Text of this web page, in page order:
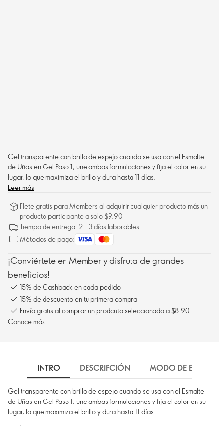
Gel transparente con brillo de espejo cuando se usa con el Esmalte
de Uñas en Gel Paso 1, une ambas formulaciones y fija el color en su
lugar, lo que maximiza el brillo y dura hasta 11 días.
Leer más
Flete gratis para Members al adquirir cualquier producto más un
producto participante a solo $9.90
Tiempo de entrega: 2 - 3 días laborables
Métodos de pago:
¡Conviértete en Member y disfruta de grandes
beneficios!
15% de Cashback en cada pedido
15% de descuento en tu primera compra
Envío gratis al comprar un prodcuto seleccionado a $8.90
Conoce más
INTRO DESCRIPCIÓN MODO DE EMPLEO
Gel transparente con brillo de espejo cuando se usa con el Esmalte
de Uñas en Gel Paso 1, une ambas formulaciones y fija el color en su
lugar, lo que maximiza el brillo y dura hasta 11 días.